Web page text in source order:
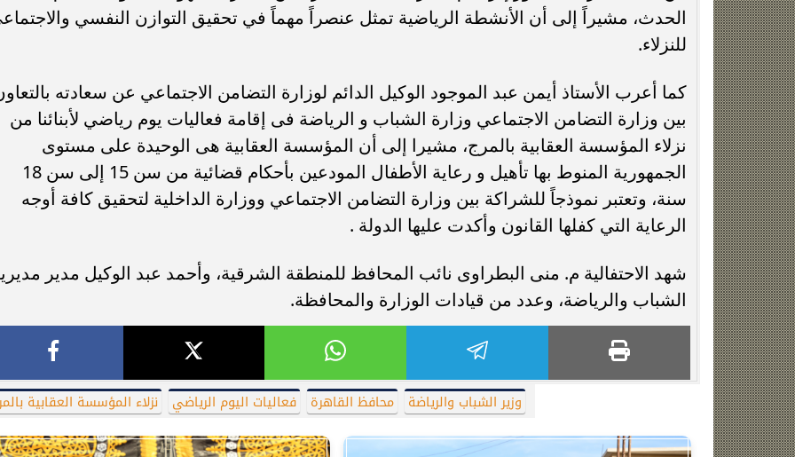
الحدث، مشيراً إلى أن الأنشطة الرياضية تمثل عنصراً مهماً في تحقيق التوازن النفسي
للنزلاء.
كما أعرب الأستاذ أيمن عبد الموجود الوكيل الدائم لوزارة التضامن الاجتماعي عن سعادته
بين وزارة التضامن الاجتماعي وزارة الشباب و الرياضة فى إقامة فعاليات يوم رياضي لأبنائنا من
نزلاء المؤسسة العقابية بالمرج، مشيرا إلى أن المؤسسة العقابية هى الوحيدة على مستوى
الجمهورية المنوط بها تأهيل و رعاية الأطفال المودعين بأحكام قضائية من سن 15 إلى سن 18
سنة، وتعتبر نموذجاً للشراكة بين وزارة التضامن الاجتماعي ووزارة الداخلية لتحقيق كافة أوجه
الرعاية التي كفلها القانون وأكدت عليها الدولة .
شهد الاحتفالية م. منى البطراوى نائب المحافظ للمنطقة الشرقية، وأحمد عبد الوكيل مدير
الشباب والرياضة، وعدد من قيادات الوزارة والمحافظة.
وزير الشباب والرياضة محافظ القاهرة فعاليات اليوم الرياضي نزلاء المؤسسة العقابية